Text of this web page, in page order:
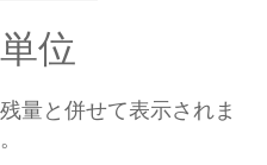
位
量と併せて表示されま